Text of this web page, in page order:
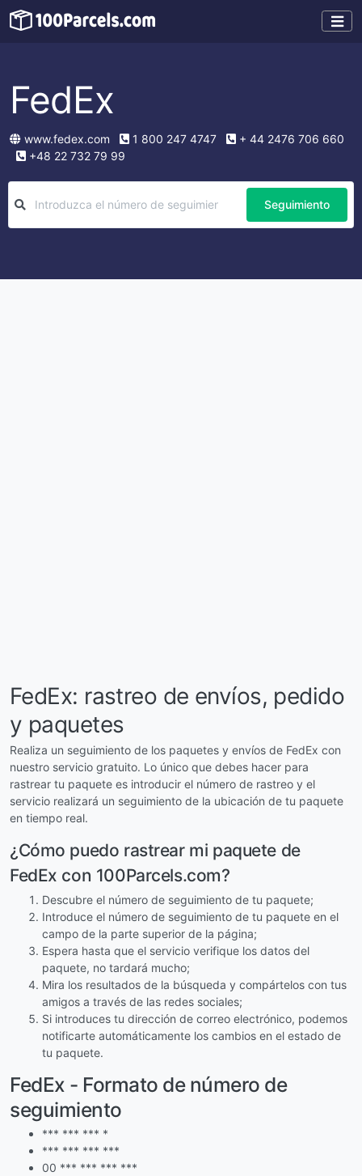
FedEx
www.fedex.com 1 800 247 4747
+ 44 2476 706 660
+48 22 732 79 99
Seguimiento
FedEx: rastreo de envíos, pedido
y paquetes
Realiza un seguimiento de los paquetes y envíos de FedEx con
nuestro servicio gratuito. Lo único que debes hacer para
rastrear tu paquete es introducir el número de rastreo y el
servicio realizará un seguimiento de la ubicación de tu paquete
en tiempo real.
¿Cómo puedo rastrear mi paquete de
FedEx con 100Parcels.com?
Descubre el número de seguimiento de tu paquete;
Introduce el número de seguimiento de tu paquete en el
campo de la parte superior de la página;
Espera hasta que el servicio verifique los datos del
paquete, no tardará mucho;
Mira los resultados de la búsqueda y compártelos con tus
amigos a través de las redes sociales;
Si introduces tu dirección de correo electrónico, podemos
notificarte automáticamente los cambios en el estado de
tu paquete.
FedEx - Formato de número de
seguimiento
*** *** *** *
*** *** *** ***
00 *** *** *** ***